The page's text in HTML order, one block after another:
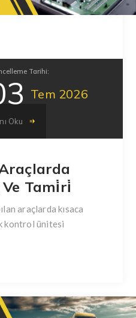
Tarihi:
Tem 2026
Oku
Tami̇ri̇
araçlarda kısaca
kontrol ünitesi